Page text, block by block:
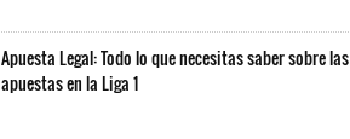
Apuesta Legal: Todo lo que necesitas saber sobre las
apuestas en la Liga 1